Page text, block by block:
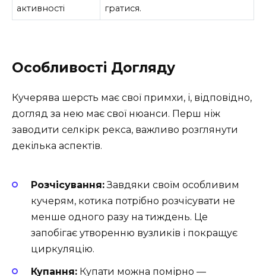
активності
гратися.
Особливості Догляду
Кучерява шерсть має свої примхи, і, відповідно,
догляд за нею має свої нюанси. Перш ніж
заводити селкірк рекса, важливо розглянути
декілька аспектів.
Розчісування:Завдяки своїм особливим
кучерям, котика потрібно розчісувати не
менше одного разу на тиждень. Це
запобігає утворенню вузликів і покращує
циркуляцію.
Купання: Купати можна помірно —